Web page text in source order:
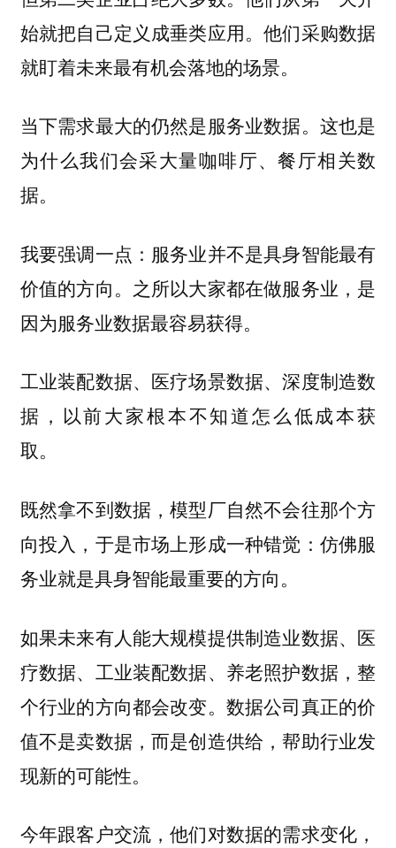
始就把自己定义成垂类应用。他们采购数据
就盯着未来最有机会落地的场景。
当下需求最大的仍然是服务业数据。这也是
为什么我们会采大量咖啡厅、餐厅相关数
据。
我要强调一点：服务业并不是具身智能最有
价值的方向。之所以大家都在做服务业，是
因为服务业数据最容易获得。
工业装配数据、医疗场景数据、深度制造数
据，以前大家根本不知道怎么低成本获
取。
既然拿不到数据，模型厂自然不会往那个方
向投入，于是市场上形成一种错觉：仿佛服
务业就是具身智能最重要的方向。
如果未来有人能大规模提供制造业数据、医
疗数据、工业装配数据、养老照护数据，整
个行业的方向都会改变。数据公司真正的价
值不是卖数据，而是创造供给，帮助行业发
现新的可能性。
今年跟客户交流，他们对数据的需求变化，